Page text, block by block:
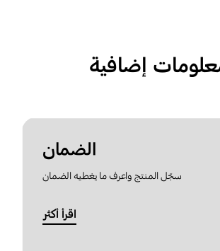
إضافية
الضمان
سجّل المنتج واعرف ما يغطيه الضمان
اقرأ أكثر